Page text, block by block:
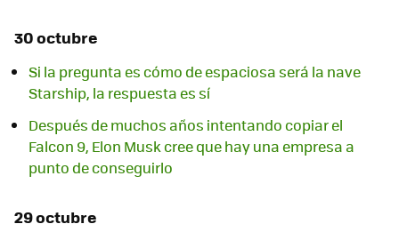
30 octubre
Si la pregunta es cómo de espaciosa será la nave
Starship, la respuesta es sí
Después de muchos años intentando copiar el
Falcon 9, Elon Musk cree que hay una empresa a
punto de conseguirlo
29 octubre